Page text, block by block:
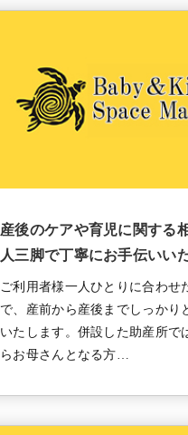
産後のケアや育児に関する
人三脚で丁寧にお手伝いい
ご利用者様一人ひとりに合わせ
で、産前から産後までしっかり
いたします。併設した助産所で
らお母さんとなる方…